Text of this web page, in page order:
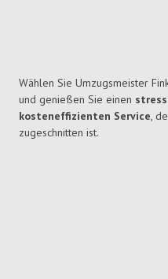
Wählen Sie Umzugsmeister
und genießen Sie einen
kosteneffizienten Service,
zugeschnitten ist.